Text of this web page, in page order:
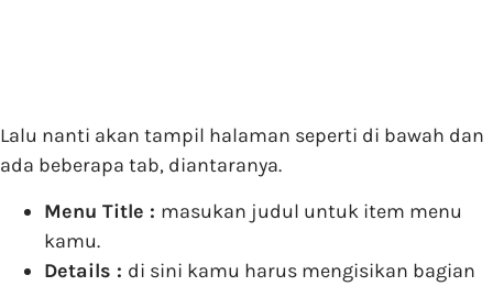
Lalu nanti akan tampil halaman seperti di bawah dan
ada beberapa tab, diantaranya.
Menu Title : masukan judul untuk item menu
kamu.
Details : di sini kamu harus mengisikan bagian